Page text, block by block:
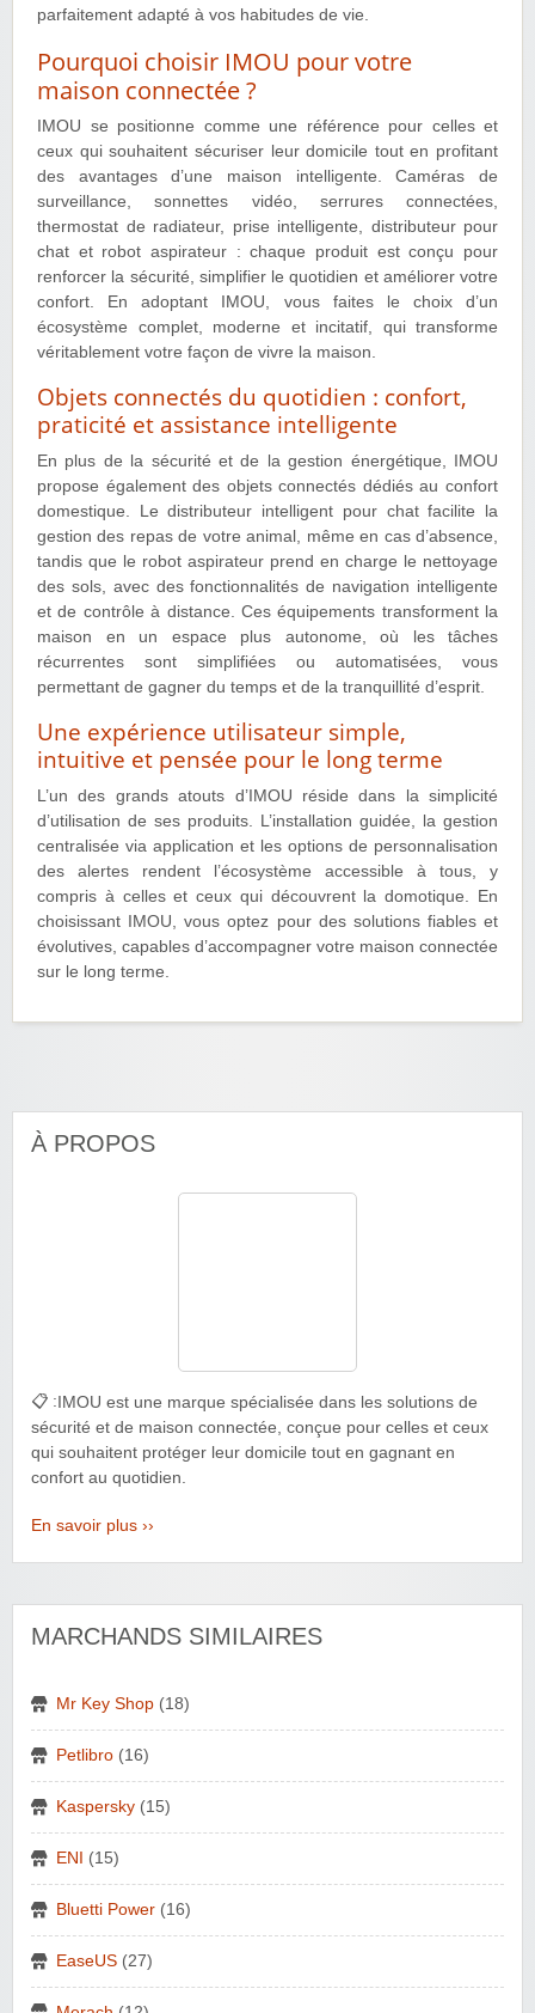
parfaitement adapté à vos habitudes de vie.
Pourquoi choisir IMOU pour votre
maison connectée ?
IMOU se positionne comme une référence pour celles et
ceux qui souhaitent sécuriser leur domicile tout en profitant
des avantages d’une maison intelligente. Caméras de
surveillance, sonnettes vidéo, serrures connectées,
thermostat de radiateur, prise intelligente, distributeur pour
chat et robot aspirateur : chaque produit est conçu pour
renforcer la sécurité, simplifier le quotidien et améliorer votre
confort. En adoptant IMOU, vous faites le choix d’un
écosystème complet, moderne et incitatif, qui transforme
véritablement votre façon de vivre la maison.
Objets connectés du quotidien : confort,
praticité et assistance intelligente
En plus de la sécurité et de la gestion énergétique, IMOU
propose également des objets connectés dédiés au confort
domestique. Le distributeur intelligent pour chat facilite la
gestion des repas de votre animal, même en cas d’absence,
tandis que le robot aspirateur prend en charge le nettoyage
des sols, avec des fonctionnalités de navigation intelligente
et de contrôle à distance. Ces équipements transforment la
maison en un espace plus autonome, où les tâches
récurrentes sont simplifiées ou automatisées, vous
permettant de gagner du temps et de la tranquillité d’esprit.
Une expérience utilisateur simple,
intuitive et pensée pour le long terme
L’un des grands atouts d’IMOU réside dans la simplicité
d’utilisation de ses produits. L’installation guidée, la gestion
centralisée via application et les options de personnalisation
des alertes rendent l’écosystème accessible à tous, y
compris à celles et ceux qui découvrent la domotique. En
choisissant IMOU, vous optez pour des solutions fiables et
évolutives, capables d’accompagner votre maison connectée
sur le long terme.
À PROPOS
📋 : IMOU est une marque spécialisée dans les solutions de
sécurité et de maison connectée, conçue pour celles et ceux
qui souhaitent protéger leur domicile tout en gagnant en
confort au quotidien.
En savoir plus ››
MARCHANDS SIMILAIRES
Mr Key Shop (18)
Petlibro (16)
Kaspersky (15)
ENI (15)
Bluetti Power (16)
EaseUS (27)